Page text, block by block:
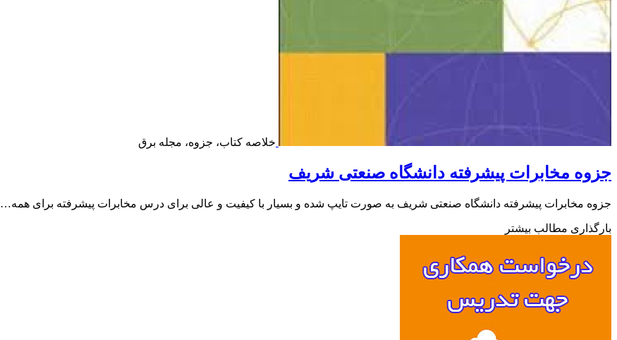
خلاصه کتاب، جزوه، مجله برق
جزوه مخابرات پیشرفته دانشگاه صنعتی شریف
جزوه مخابرات پیشرفته دانشگاه صنعتی شریف به صورت تایپ شده و بسیار با کیفیت و عالی برای درس مخابرات پیشرفته برای همه…
بارگذاری مطالب بیشتر